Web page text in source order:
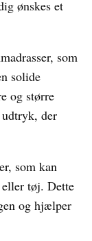
ønskes et
som
solide
og større
der
som kan
tøj. Dette
og hjælper